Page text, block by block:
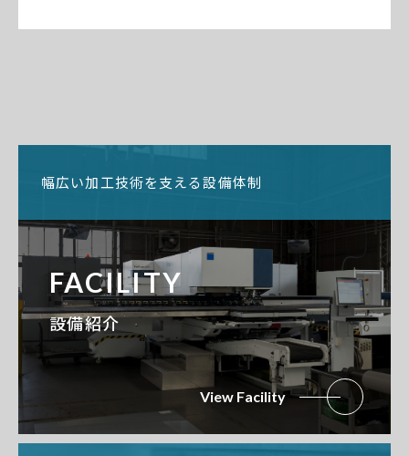
幅広い加工技術を支える設備体制
FACILITY
設備紹介
View Facility